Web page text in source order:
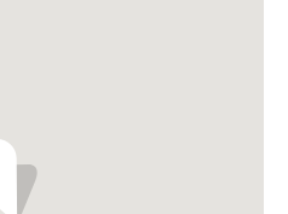
espectacular,
amplio el amplio living
de 3,45 x 11 mts con